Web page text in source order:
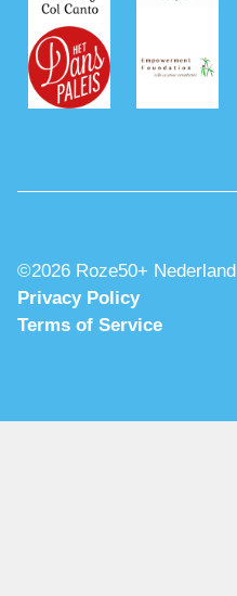
©2026 Roze50+ Nederland
Privacy Policy
Terms of Service